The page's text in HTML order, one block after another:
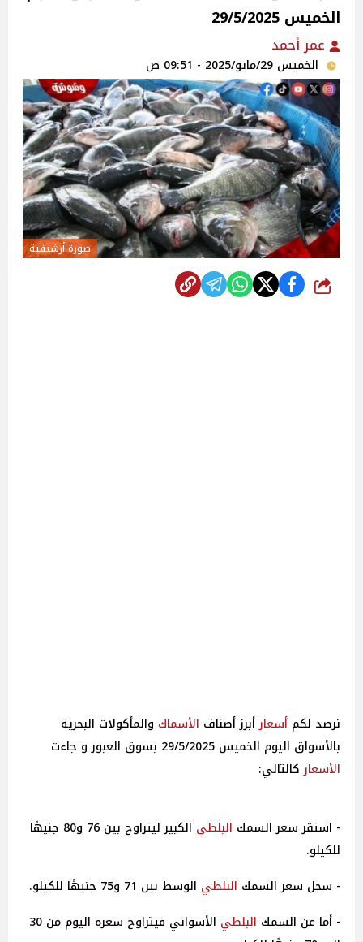
الخميس 29/5/2025
عمر أحمد
الخميس 29/مايو/2025 - 09:51 ص
صورة أرشيفية
شارك
أسعارأبرز أصناف الأسماك والمأكولات البحرية
بالأسواق اليوم الخميس 29/5/2025 بسوق العبور و جاءت
الأسعاركالتالي:
- استقر سعر السمك البلطي
الكبير ليتراوح بين 76 و80 جنيهًا
للكيلو.
- سجل سعر السمك البلطي الوسط بين 71 و75 جنيهًا للكيلو.
- أما عن السمك البلطي
الأسواني فيتراوح سعره اليوم من 30